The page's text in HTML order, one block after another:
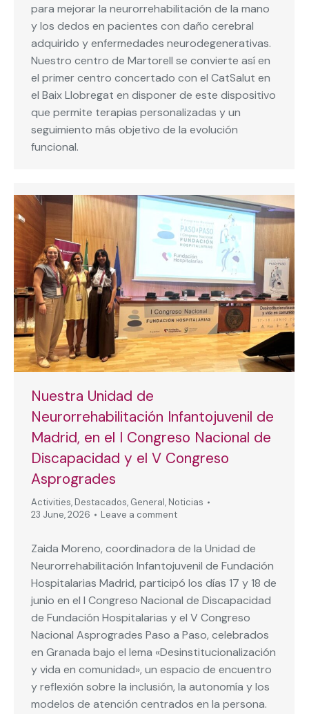
para mejorar la neurorrehabilitación de la mano
y los dedos en pacientes con daño cerebral
adquirido y enfermedades neurodegenerativas.
Nuestro centro de Martorell se convierte así en
el primer centro concertado con el CatSalut en
el Baix Llobregat en disponer de este dispositivo
que permite terapias personalizadas y un
seguimiento más objetivo de la evolución
funcional.
Nuestra Unidad de
Neurorrehabilitación Infantojuvenil de
Madrid, en el I Congreso Nacional de
Discapacidad y el V Congreso
Asprogrades
Activities, Destacados, General, Noticias
23 June, 2026
Leave a comment
Zaida Moreno, coordinadora de la Unidad de
Neurorrehabilitación Infantojuvenil de Fundación
Hospitalarias Madrid, participó los días 17 y 18 de
junio en el I Congreso Nacional de Discapacidad
de Fundación Hospitalarias y el V Congreso
Nacional Asprogrades Paso a Paso, celebrados
en Granada bajo el lema «Desinstitucionalización
y vida en comunidad», un espacio de encuentro
y reflexión sobre la inclusión, la autonomía y los
modelos de atención centrados en la persona.